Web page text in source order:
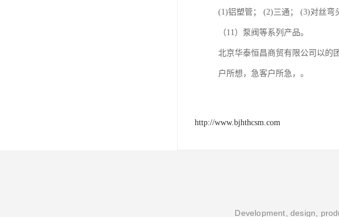
(1)铝塑管； (2)三通； (3)对丝弯
（11）泵阀等系列产品。
北京华泰恒昌商贸有限公司以的
户所想，急客户所急，。
http://www.bjhthcsm.com
Development, design,